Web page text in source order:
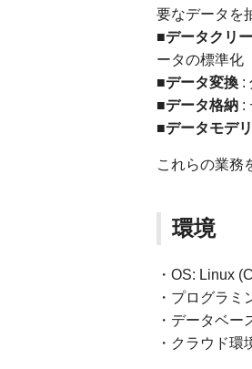
要なデータを
■データクリ
ータの標準化
■データ変換 :
■データ格納 :
■データモデ
これらの業務
環境
・OS: Linux
・プログラミ
・データベ
・クラウド環